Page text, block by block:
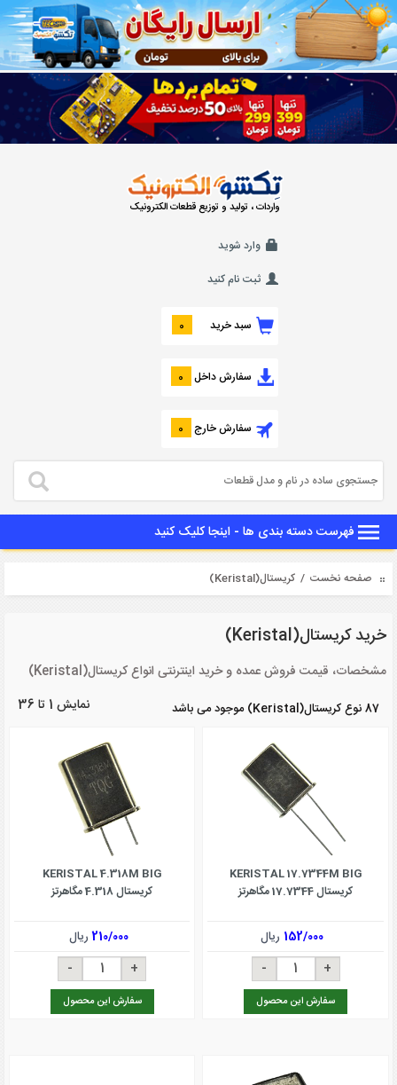
واردات ، تولید و توزیع قطعات الکترونیک
وارد شوید
ثبت نام کنید
سبد خرید 0
سفارش داخل 0
سفارش خارج 0
فهرست دسته بندی ها - اینجا کلیک کنید
صفحه نخست / کریستال(Keristal)
خرید کریستال(Keristal)
مشخصات، قیمت فروش عمده و خرید اینترنتی انواع کریستال(Keristal)
87 نوع کریستال(Keristal) موجود می باشد نمایش 1 تا 36
KERISTAL 17.7344M BIG
کریستال 17.7344 مگاهرتز
152/000 ریال
سفارش این محصول
KERISTAL 4.318M BIG
کریستال 4.318 مگاهرتز
210/000ریال
سفارش این محصول